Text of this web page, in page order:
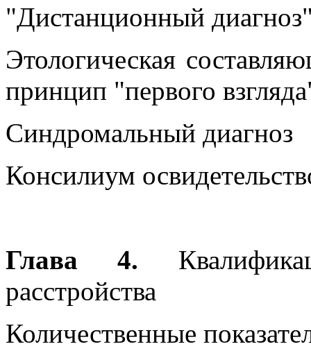
"Дистанционный
Этологическая
принцип "первого
Синдромальный диагноз
Консилиум
Глава 4.
расстройства
Количественные